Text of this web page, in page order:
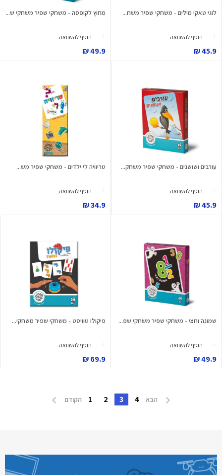
לוגי טאקי מילים - משחקי שפיר משח...
הוסף להשוואה
45.9 ₪
מחוץ לקופסה - משחקי שפיר משחקי ש...
הוסף להשוואה
49.9 ₪
עורבים ושושנים - משחקי שפיר משחק...
הוסף להשוואה
45.9 ₪
טריוויה לי ילדים - משחקי שפיר מש...
הוסף להשוואה
34.9 ₪
שמונה וחצי - משחקי שפיר משחקי שפ...
הוסף להשוואה
49.9 ₪
פיקולו טוויסט - משחקי שפיר משחקי...
הוסף להשוואה
69.9 ₪
הבא 4
3
2
1 הקודם